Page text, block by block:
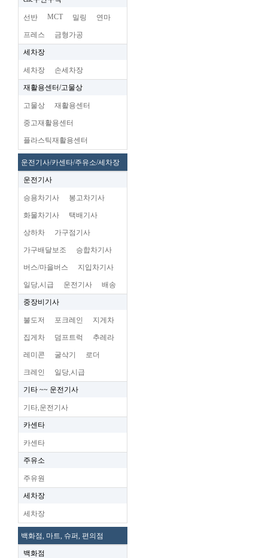
선반 MCT 밀링 연마
프레스 금형가공
세차장
세차장 손세차장
재활용센터/고물상
고물상 재활용센터
중고재활용센터
플라스틱재활용센터
운전기사/카센타/주유소/세차장
운전기사
승용차기사 봉고차기사
화물차기사 택배기사
상하차 가구점기사
가구배달보조 승합차기사
버스/마을버스 지입차기사
일당,시급 운전기사 배송
중장비기사
불도저 포크레인 지게차
집게차 덤프트럭 추레라
레미콘 굴삭기 로더
크레인 일당,시급
기타 ~~ 운전기사
기타,운전기사
카센타
카센타
주유소
주유원
세차장
세차장
백화점, 마트, 슈퍼, 편의점
백화점